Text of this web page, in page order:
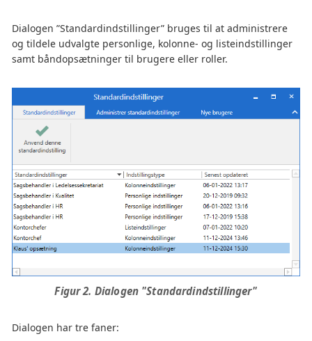
Dialogen ”Standardindstillinger” bruges til at administrere
og tildele udvalgte personlige, kolonne- og listeindstillinger
samt båndopsætninger til brugere eller roller.
Figur 2. Dialogen "Standardindstillinger"
Dialogen har tre faner: